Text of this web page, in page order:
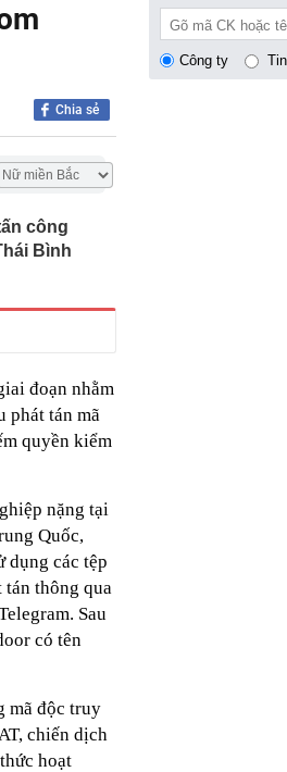
Chia sẻ
công
Bình
đoạn nhằm
phát tán mã
quyền kiểm
nặng tại
Quốc,
dụng các tệp
tán thông qua
Sau
có tên
mã độc truy
chiến dịch
hoạt
Công ty